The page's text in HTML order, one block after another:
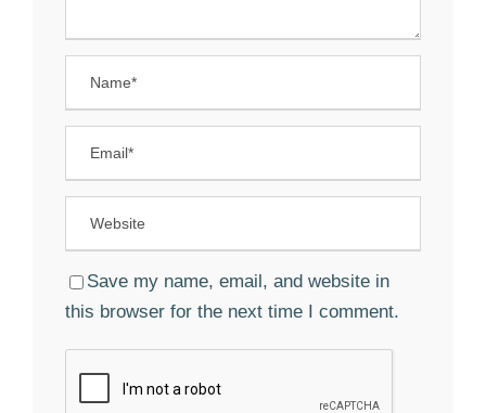
Save my name, email, and website in
this browser for the next time I comment.